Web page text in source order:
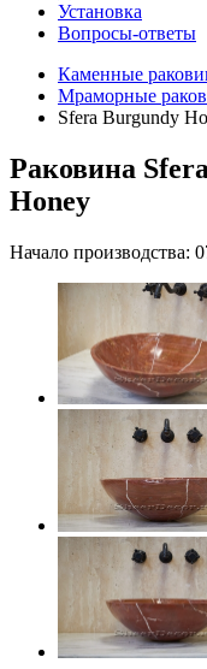
Установка
Вопросы-ответы
Каменные
Мраморные
Sfera Burgundy
Раковина
Honey
Начало производства: